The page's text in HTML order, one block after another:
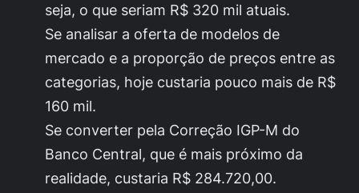
seja, o que seriam R$ 320 mil atuais.
Se analisar a oferta de modelos de
mercado e a proporção de preços entre as
categorias, hoje custaria pouco mais de R$
160 mil.
Se converter pela Correção IGP-M do
Banco Central, que é mais próximo da
realidade, custaria R$ 284.720,00.